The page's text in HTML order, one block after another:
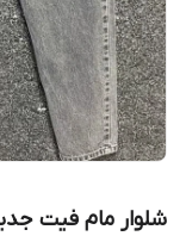
شلوار مام فیت